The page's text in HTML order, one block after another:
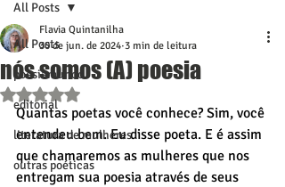
All Posts
poesiamundo
editorial
literatura de mulheres
outras poéticas
All Posts
nós somos (A) poesia
Flavia Quintanilha
30 de jun. de 2024 3 min de leitura
Avaliado com NaN de 5 estrelas.
Quantas poetas você conhece? Sim, você
entendeu bem. Eu disse poeta. E é assim
que chamaremos as mulheres que nos
entregam sua poesia através de seus